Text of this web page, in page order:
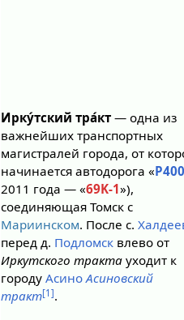
Ирку́тский тра́кт — одна из
важнейших транспортных
магистралей города, от
начинается автодорога «
2011 года — «69K-1»),
соединяющая Томск с
Мариинском. После с.
перед д. Подломск влево от
Иркутского тракта уходит к
городуАсино Асиновский
тракт[1].